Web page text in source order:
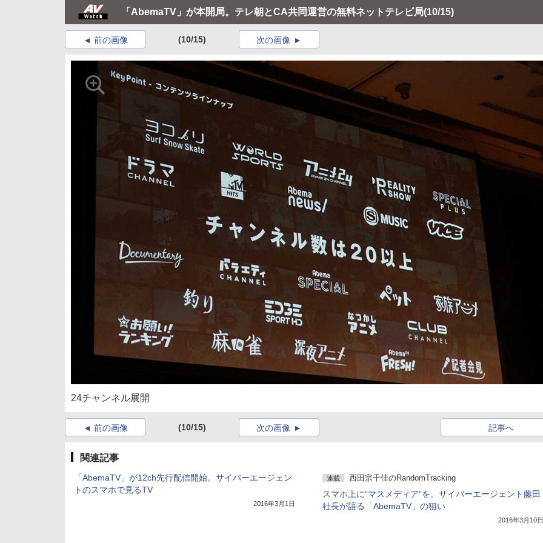
「AbemaTV」が本開局。テレ朝とCA共同運営の無料ネットテレビ局(10/15)
前の画像 (10/15) 次の画像
24チャンネル展開
前の画像 (10/15) 記事へ
次の画像
関連記事
「AbemaTV」が12ch先行配信開始。サイバーエージェン
トのスマホで見るTV
2016年3月1日
連載 西田宗千佳のRandomTracking
スマホ上に“マスメディア”を。サイバーエージェント藤田
社長が語る「AbemaTV」の狙い
2016年3月10日